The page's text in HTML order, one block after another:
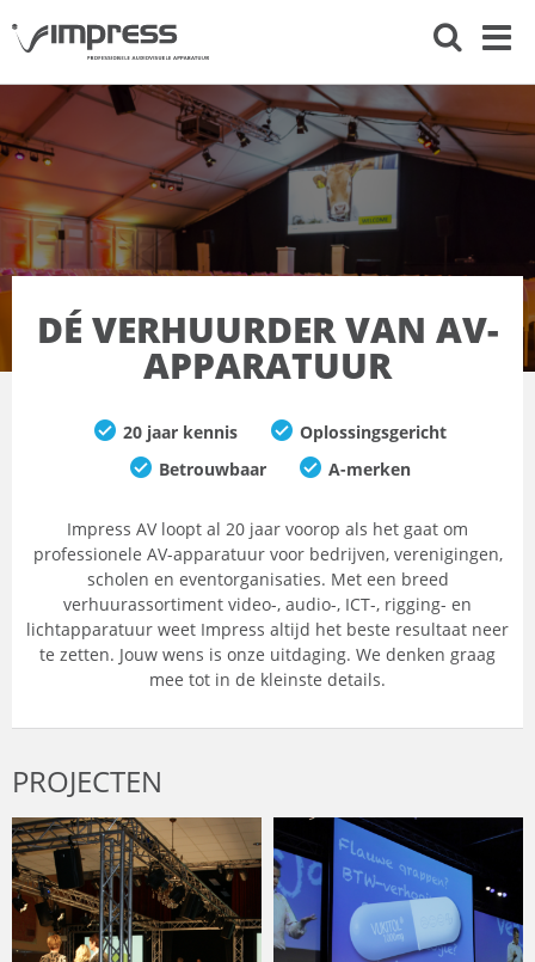
DÉ VERHUURDER VAN AV-
APPARATUUR
20 jaar kennis
Oplossingsgericht
Betrouwbaar
A-merken
Impress AV loopt al 20 jaar voorop als het gaat om
professionele AV-apparatuur voor bedrijven, verenigingen,
scholen en eventorganisaties. Met een breed
verhuurassortiment video-, audio-, ICT-, rigging- en
lichtapparatuur weet Impress altijd het beste resultaat neer
te zetten. Jouw wens is onze uitdaging. We denken graag
mee tot in de kleinste details.
PROJECTEN